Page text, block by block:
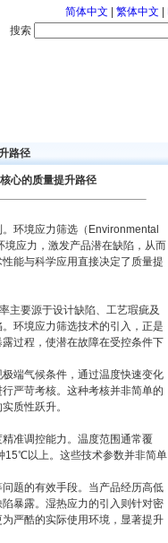
简体中文 繁体中文
搜索
路径
心的质量提升路径
环境应力筛选（Environmental
应力，激发产品潜在缺陷，从而
能与科学应用直接决定了质量提
主要源于设计缺陷、工艺瑕疵及
环境应力筛选技术的引入，正是
过程，使潜在故障在受控条件下
端气候条件，通过温度快速变化
严苛考核。这种考核并非简单的
质性跃升。
准调控能力。温度范围通常覆
以上。这些技术参数并非简单
题的有效手段。当产品经历高低
暴露。湿热应力的引入则针对密
严酷的实际使用环境，显著提升